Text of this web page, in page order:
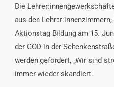
Die
aus den
Aktionstag Bildung am 15.
der GÖD in der
werden gefordert, „Wir sind
immer wieder skandiert.